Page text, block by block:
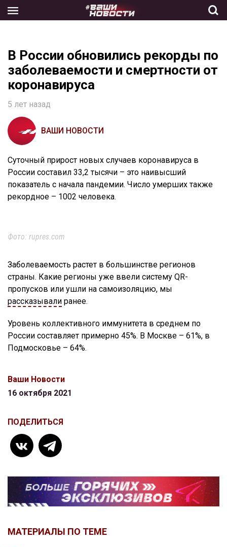
the
В России обновились рекорды по
заболеваемости и смертности от
коронавируса
5 лет назад
ВАШИ НОВОСТИ
Суточный прирост новых случаев коронавируса в
России составил 33,2 тысячи – это наивысший
показатель с начала пандемии. Число умерших также
рекордное – 1002 человека.
Фото: rupres.com
Заболеваемость растет в большинстве регионов
страны. Какие регионы уже ввели систему QR-
пропусков или ушли на самоизоляцию, мы
рассказывали ранее.
Уровень коллективного иммунитета в среднем по
России составляет примерно 45%. В Москве – 61%, в
Подмосковье – 64%.
Ваши Новости
16 октября 2021
ПОДЕЛИТЬСЯ
МАТЕРИАЛЫ ПО ТЕМЕ